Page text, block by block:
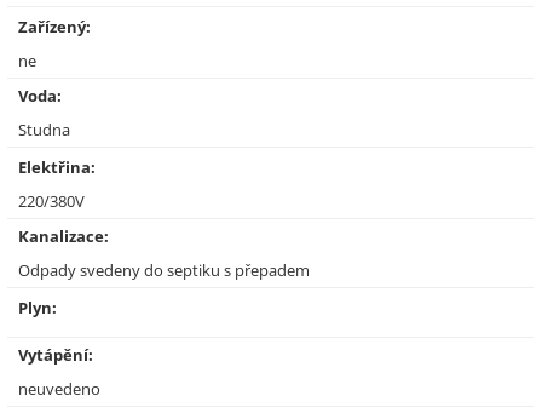
Zařízený:
ne
Voda:
Studna
Elektřina:
220/380V
Kanalizace:
Odpady svedeny do septiku s přepadem
Plyn:
Vytápění:
neuvedeno